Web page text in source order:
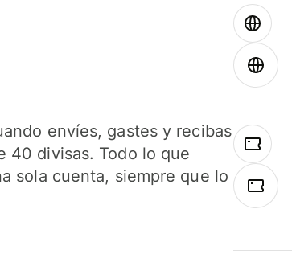
envíes, gastes y recibas
40 divisas. Todo lo que
sola cuenta, siempre que lo